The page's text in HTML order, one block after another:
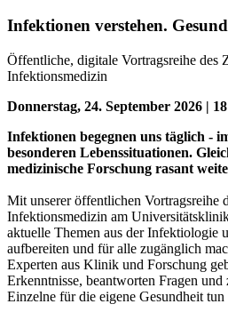
Infektionen verstehen.
Öffentliche, digitale Vortragsreihe des
Infektionsmedizin
Donnerstag, 24. September 2026 |
Infektionen begegnen uns täglich -
besonderen Lebenssituationen.
medizinische Forschung rasant
Mit unserer öffentlichen Vortragsreihe
Infektionsmedizin am
aktuelle Themen aus der Infektiologie
aufbereiten und für alle zugänglich
Experten aus Klinik und Forschung
Erkenntnisse, beantworten Fragen
Einzelne für die eigene Gesundheit tun